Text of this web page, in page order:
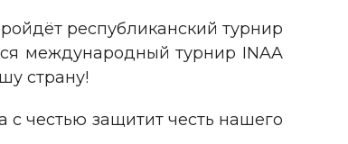
республиканский турнир
международный турнир ІNAA
страну!
честью защитит честь нашего